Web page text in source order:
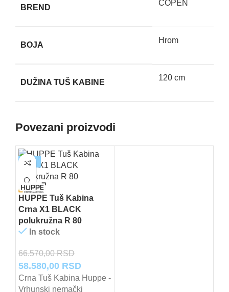
BREND
COPEN
BOJA
Hrom
DUŽINA TUŠ KABINE
120 cm
Povezani proizvodi
-12%
HUPPE Tuš Kabina
Crna X1 BLACK
polukružna R 80
In stock
66.570,00RSD
Originalna
cena
58.580,00 RSDTrenutna
cena
Crna Tuš Kabina Huppe -
Vrhunski nemački